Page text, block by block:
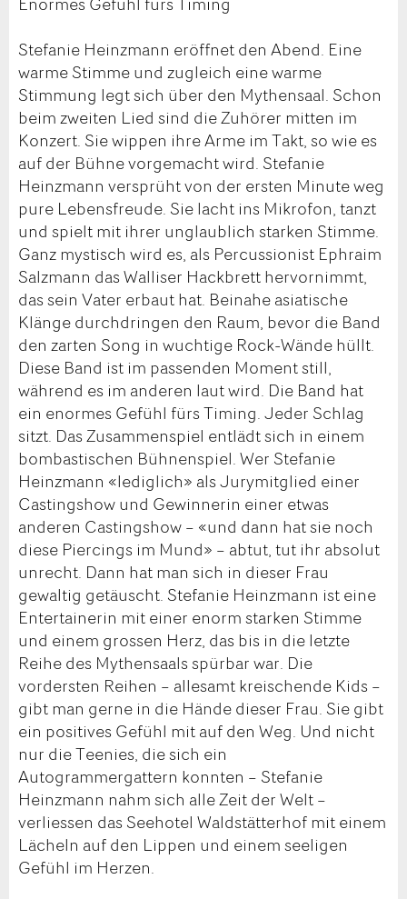
Stefanie Heinzmann eröffnet den Abend. Eine
warme Stimme und zugleich eine warme
Stimmung legt sich über den Mythensaal. Schon
beim zweiten Lied sind die Zuhörer mitten im
Konzert. Sie wippen ihre Arme im Takt, so wie es
auf der Bühne vorgemacht wird. Stefanie
Heinzmann versprüht von der ersten Minute weg
pure Lebensfreude. Sie lacht ins Mikrofon, tanzt
und spielt mit ihrer unglaublich starken Stimme.
Ganz mystisch wird es, als Percussionist Ephraim
Salzmann das Walliser Hackbrett hervornimmt,
das sein Vater erbaut hat. Beinahe asiatische
Klänge durchdringen den Raum, bevor die Band
den zarten Song in wuchtige Rock-Wände hüllt.
Diese Band ist im passenden Moment still,
während es im anderen laut wird. Die Band hat
ein enormes Gefühl fürs Timing. Jeder Schlag
sitzt. Das Zusammenspiel entlädt sich in einem
bombastischen Bühnenspiel. Wer Stefanie
Heinzmann «lediglich» als Jurymitglied einer
Castingshow und Gewinnerin einer etwas
anderen Castingshow – «und dann hat sie noch
diese Piercings im Mund» – abtut, tut ihr absolut
unrecht. Dann hat man sich in dieser Frau
gewaltig getäuscht. Stefanie Heinzmann ist eine
Entertainerin mit einer enorm starken Stimme
und einem grossen Herz, das bis in die letzte
Reihe des Mythensaals spürbar war. Die
vordersten Reihen – allesamt kreischende Kids –
gibt man gerne in die Hände dieser Frau. Sie gibt
ein positives Gefühl mit auf den Weg. Und nicht
nur die Teenies, die sich ein
Autogrammergattern konnten – Stefanie
Heinzmann nahm sich alle Zeit der Welt –
verliessen das Seehotel Waldstätterhof mit einem
Lächeln auf den Lippen und einem seeligen
Gefühl im Herzen.